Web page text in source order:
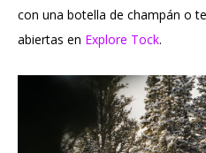
con una botella de champán o
abiertas en Explore Tock.